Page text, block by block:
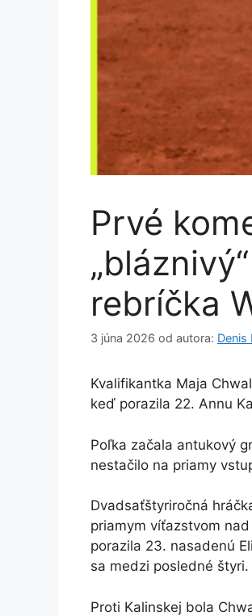
Prvé
rebríčka
3 júna 2026 od autora: Denis
Kvalifikantka Maja
keď porazila 22. Annu
Poľka začala antukový
nestačilo na priamy
Dvadsaťštyriročná
priamym víťazstvom
porazila 23. nasadenú
sa medzi posledné štyri.
Proti Kalinskej bola